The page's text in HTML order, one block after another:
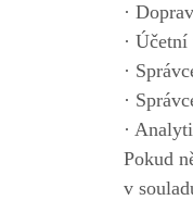
·
·
·
·
·
Pokud
v